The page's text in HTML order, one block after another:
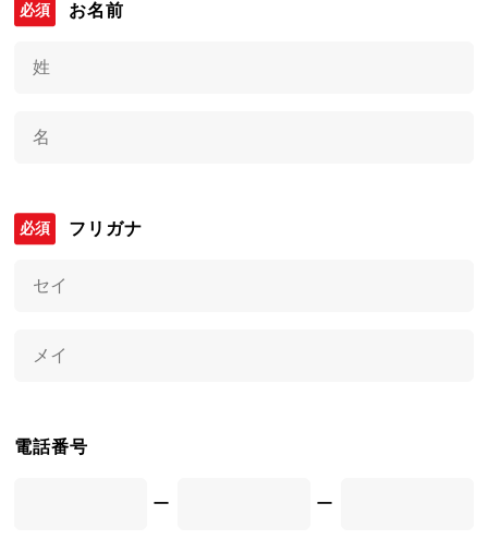
お名前
フリガナ
電話番号
ー ー